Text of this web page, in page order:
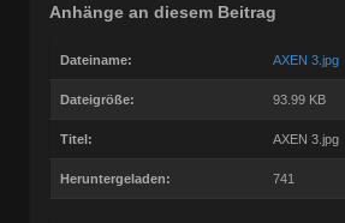
Anhänge an diesem Beitrag
Dateiname: AXEN 3.jpg
Dateigröße: 93.99 KB
Titel: AXEN 3.jpg
Heruntergeladen: 741